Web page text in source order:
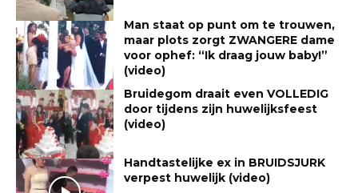
Man staat op punt om te trouwen,
maar plots zorgt ZWANGERE dame
voor ophef: “Ik draag jouw baby!”
(video)
Bruidegom draait even VOLLEDIG
door tijdens zijn huwelijksfeest
(video)
Handtastelijke ex in BRUIDSJURK
verpest huwelijk (video)